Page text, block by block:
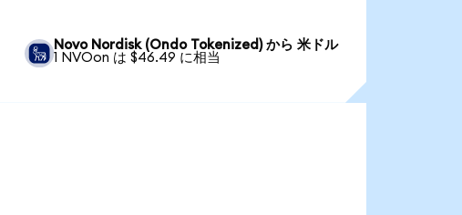
Novo Nordisk (Ondo Tokenized) から 米ドル
1 NVOon は $46.49 に相当